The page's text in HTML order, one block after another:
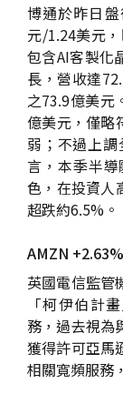
博通於昨日
元/1.24美元
包含AI客製化
長，營收達
之73.9億美元
億美元，僅略
弱；不過上
言，本季半
色，在投資人
超跌約6.5%。
AMZN +2.63%
英國電信監管
「柯伊伯計
務，過去視為
獲得許可亞馬
相關寬頻服務